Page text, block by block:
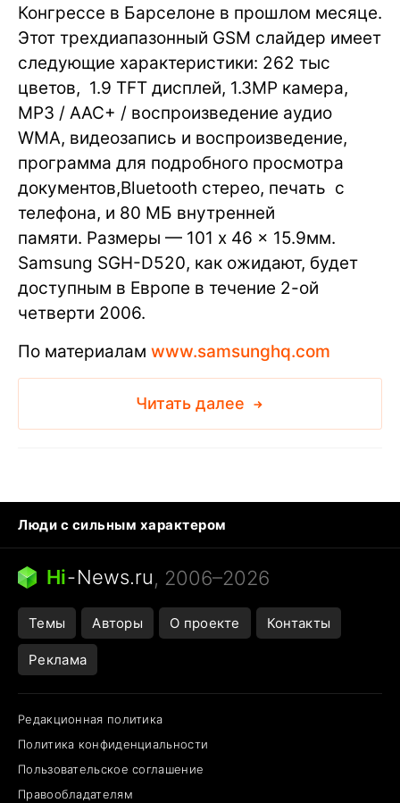
Конгрессе в Барселоне в прошлом месяце.
Этот трехдиапазонный GSM слайдер имеет
следующие характеристики: 262 тыс
цветов, 1.9 TFT дисплей, 1.3MP камера,
MP3 / ААС+ / воспроизведение аудио
WMA, видеозапись и воспроизведение,
программа для подробного просмотра
документов,Bluetooth стерео, печать с
телефона, и 80 МБ внутренней
памяти. Размеры — 101 x 46 x 15.9мм.
Samsung SGH-D520, как ожидают, будет
доступным в Европе в течение 2-ой
четверти 2006.
По материалам www.samsunghq.com
Читать далее
Люди с сильным характером
Кошка писает на кровать
Тунцы в океанариуме
Ядовитые пауки России
Города в ядерной войне
Открытие в Google Maps
Hi-News.ru, 2006–2026
Темы Авторы О проекте Контакты
Реклама
Редакционная политика
Политика конфиденциальности
Пользовательское соглашение
Правообладателям